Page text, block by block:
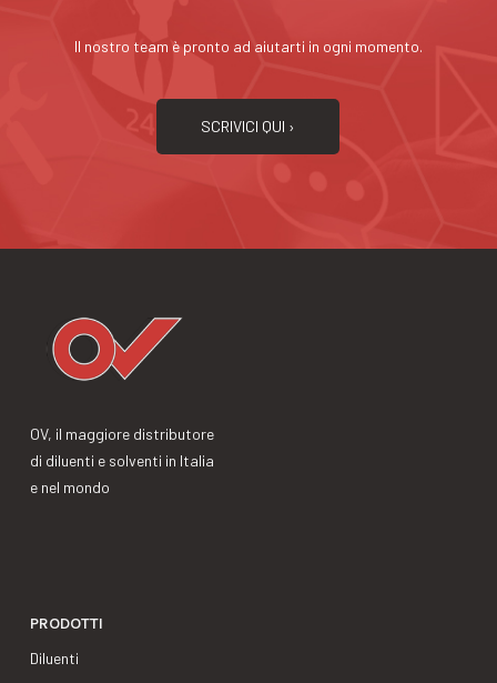
Il nostro team è pronto ad aiutarti in ogni momento.
SCRIVICI QUI ›
OV, il maggiore distributore
di diluenti e solventi in Italia
e nel mondo
PRODOTTI
Diluenti